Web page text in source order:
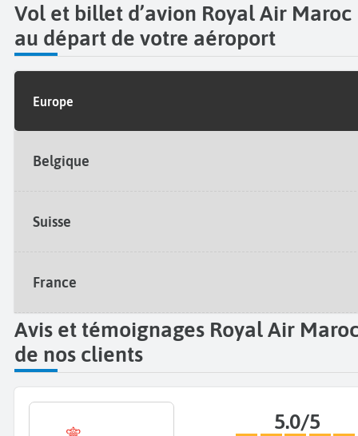
Vol et billet d’avion Royal Air Maroc
au départ de votre aéroport
Europe
Belgique
Suisse
France
Avis et témoignages Royal Air
de nos clients
5.0/5